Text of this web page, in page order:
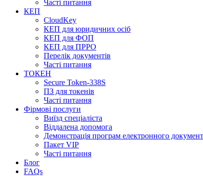
Часті питання
КЕП
CloudKey
КЕП для юридичних осіб
КЕП для ФОП
КЕП для ПРРО
Перелік документів
Часті питання
ТОКЕН
Secure Token-338S
ПЗ для токенів
Часті питання
Фірмові послуги
Виїзд спеціаліста
Віддалена допомога
Демонстрація програм електронного
Пакет VIP
Часті питання
Блог
FAQs